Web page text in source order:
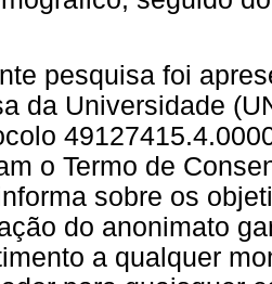
pesquisa foi
da Universidade
o Termo de
sobre os
do anonimato
a qualquer